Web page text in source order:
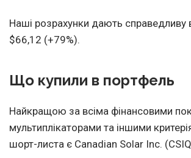
Наші розрахунки дають справедливу
$66,12 (+79%).
Що купили в портфель
Найкращою за всіма фінансовими
мультиплікаторами та іншими
шорт-листа є Canadian Solar Inc.